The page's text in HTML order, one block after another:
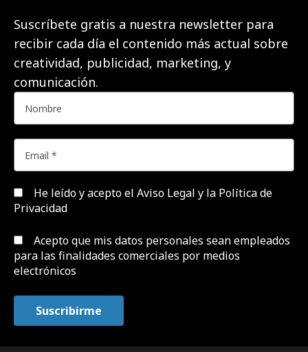
Suscríbete gratis a nuestra newsletter para
recibir cada día el contenido más actual sobre
creatividad, publicidad, marketing, y
comunicación.
He leído y acepto el Aviso Legal y la Política de
Privacidad
Acepto que mis datos personales sean empleados
para las finalidades comerciales por medios
electrónicos